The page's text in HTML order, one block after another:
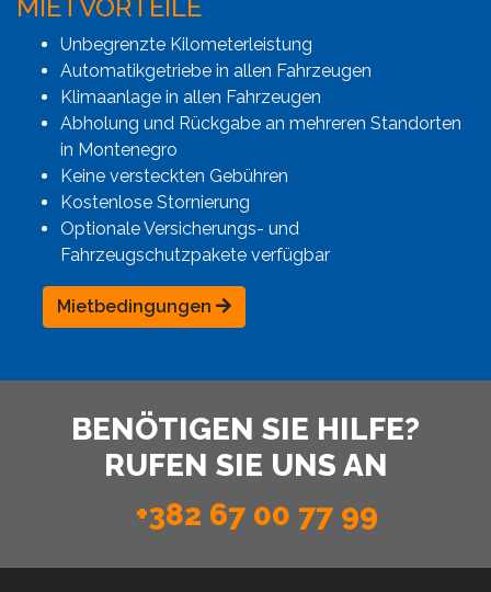
MIETVORTEILE
Unbegrenzte Kilometerleistung
Automatikgetriebe in allen Fahrzeugen
Klimaanlage in allen Fahrzeugen
Abholung und Rückgabe an mehreren Standorten
in Montenegro
Keine versteckten Gebühren
Kostenlose Stornierung
Optionale Versicherungs- und
Fahrzeugschutzpakete verfügbar
Mietbedingungen
BENÖTIGEN SIE HILFE?
RUFEN SIE UNS AN
+382 67 00 77 99